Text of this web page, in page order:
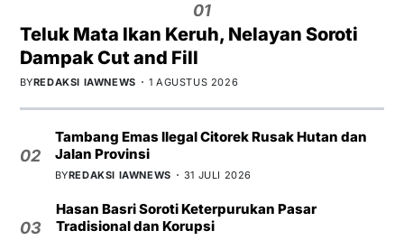
01
Teluk Mata Ikan Keruh, Nelayan Soroti
Dampak Cut and Fill
BYREDAKSI IAWNEWS 1 AGUSTUS 2026
02
Tambang Emas Ilegal Citorek Rusak Hutan dan
Jalan Provinsi
BYREDAKSI IAWNEWS 31 JULI 2026
03
Hasan Basri Soroti Keterpurukan Pasar
Tradisional dan Korupsi